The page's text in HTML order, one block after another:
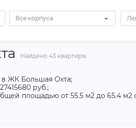
Все корпуса
Найдено 43 квартиры
в ЖК Большая Охта;
руб.;
площадью от 55.5 м2 до 65.4